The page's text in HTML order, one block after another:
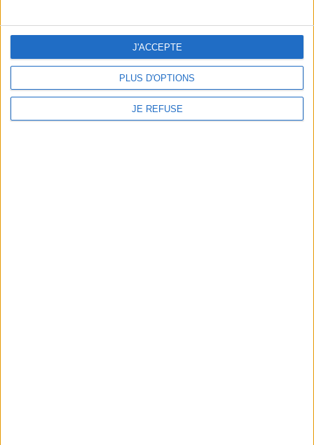
PLUS D'OPTIONS
JE REFUSE
J'ACCEPTE
France
05 16 17 78 30
contact@radikalhairshop.com
Produits